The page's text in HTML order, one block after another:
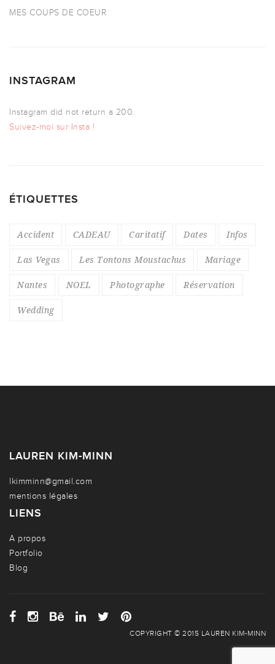
MES COUPS DE COEUR
INSTAGRAM
Instagram did not return a 200.
Suivez-moi sur Insta !
ÉTIQUETTES
Accident CADEAU Caritatif Dates Infos
Las Vegas Les Tontons Moustachus Mariage
Nantes NOEL Photographe Réservation
Wedding
LAUREN KIM-MINN
lkimminn@gmail.com
mentions légales
LIENS
A propos
Portfolio
Blog
COPYRIGHT © 2015 LAUREN KIM-MINN